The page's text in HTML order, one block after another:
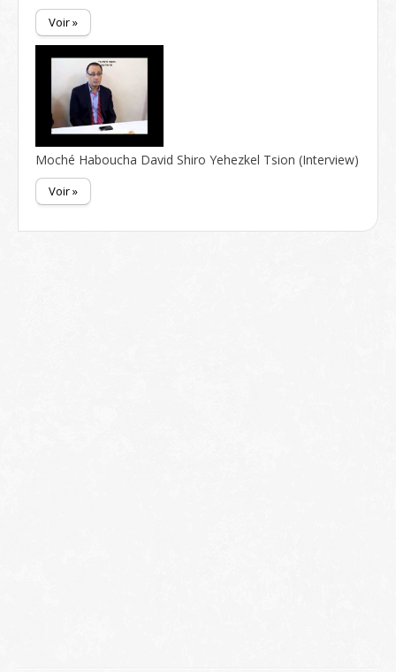
Voir »
Moché Haboucha David Shiro Yehezkel Tsion (Interview)
Voir »